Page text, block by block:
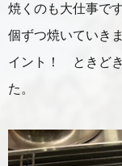
焼くのも大仕事で
個ずつ焼いていき
イント！ ときど
た。